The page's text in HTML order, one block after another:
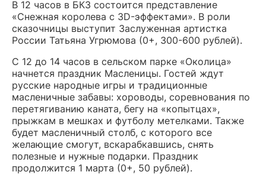
В 12 часов в БКЗ состоится представление
«Снежная королева с 3D-эффектами». В роли
сказочницы выступит Заслуженная артистка
России Татьяна Угрюмова (0+, 300-600 рублей).
С 12 до 14 часов в сельском парке «Околица»
начнется праздник Масленицы. Гостей ждут
русские народные игры и традиционные
масленичные забавы: хороводы, соревнования по
перетягиванию каната, бегу на «копытцах»,
прыжкам в мешках и футболу метелками. Также
будет масленичный столб, с которого все
желающие смогут, вскарабкавшись, снять
полезные и нужные подарки. Праздник
продолжится 1 марта (0+, 50 рублей).